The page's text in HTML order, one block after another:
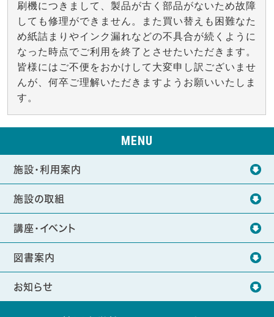
刷機につきまして、製品が古く部品がないため故障
しても修理ができません。また買い替えも困難なた
め紙詰まりやインク漏れなどの不具合が続くように
なった時点でご利用を終了とさせたいただきます。
皆様にはご不便をおかけして大変申し訳ございませ
んが、何卒ご理解いただきますようお願いいたしま
す。
MENU
施設・利用案内
施設の取組
講座・イベント
図書案内
お知らせ